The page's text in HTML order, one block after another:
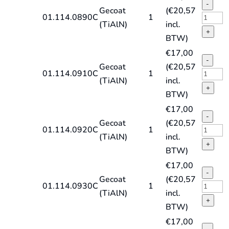
type
HD-
TiAlN
01.114.0890C
Gecoat
(TiAlN)
1
(€20,57
incl.
BTW)
-
HSS-
E
type
HD-
TiAlN
+
01.114.0910C
Gecoat
(TiAlN)
1
€17,00
(€20,57
incl.
BTW)
-
HSS-
E
type
HD-
TiAlN
+
01.114.0920C
Gecoat
(TiAlN)
1
€17,00
(€20,57
incl.
BTW)
-
HSS-
E
type
HD-
TiAlN
+
01.114.0930C
Gecoat
(TiAlN)
1
€17,00
(€20,57
incl.
BTW)
-
HSS-
E +
€17,00